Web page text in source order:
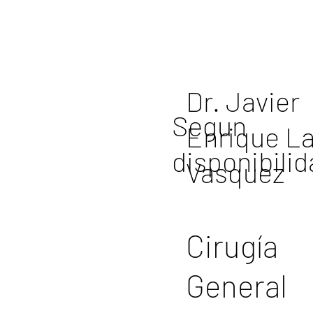
Segun
Dr. Javier
Enrique
Vasquez
Cirugía
General